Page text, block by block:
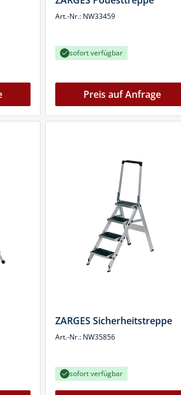
Klemmsysteme
Ziehklingen
& Lochwerkzeuge
Art.-Nr.: NW33459
sofort verfügbar
Preis auf Anfrage
ZARGES Sicherheitstreppe
Art.-Nr.: NW35856
sofort verfügbar